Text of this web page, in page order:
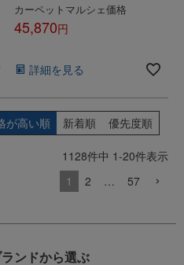
カーペットマルシェ価格
45,870
詳細を見る
が高い順 新着順 優先度順
1128件中 1-20件表示
1
2 … 57
ンドから選ぶ